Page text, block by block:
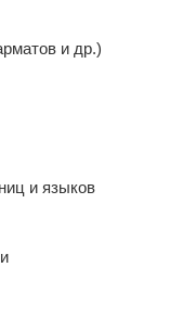
и др.)
и языков